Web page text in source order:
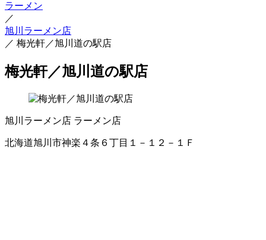
ラーメン
／
旭川ラーメン店
／ 梅光軒／旭川道の駅店
梅光軒／旭川道の駅店
旭川ラーメン店 ラーメン店
北海道旭川市神楽４条６丁目１－１２－１Ｆ